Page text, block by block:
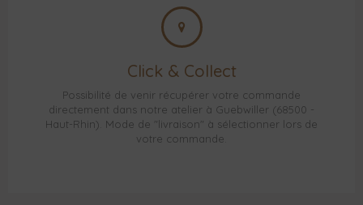
Click & Collect
Possibilité de venir récupérer votre commande
directement dans notre atelier à Guebwiller (68500 -
Haut-Rhin). Mode de "livraison" à sélectionner lors de
votre commande.